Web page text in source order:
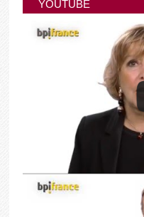
YOUTUBE